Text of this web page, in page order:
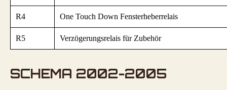
R4 One Touch Down Fensterheberrelais
R5 Verzögerungsrelais für Zubehör
SCHEMA 2002-2005